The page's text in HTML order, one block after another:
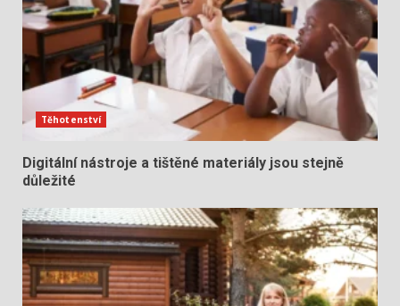
Těhotenství
Digitální nástroje a tištěné materiály jsou stejně
důležité